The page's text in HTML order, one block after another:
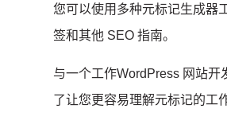
您可以使用多种元标记生成器
签和其他 SEO 指南。
与一个工作WordPress 网站开
了让您更容易理解元标记的工